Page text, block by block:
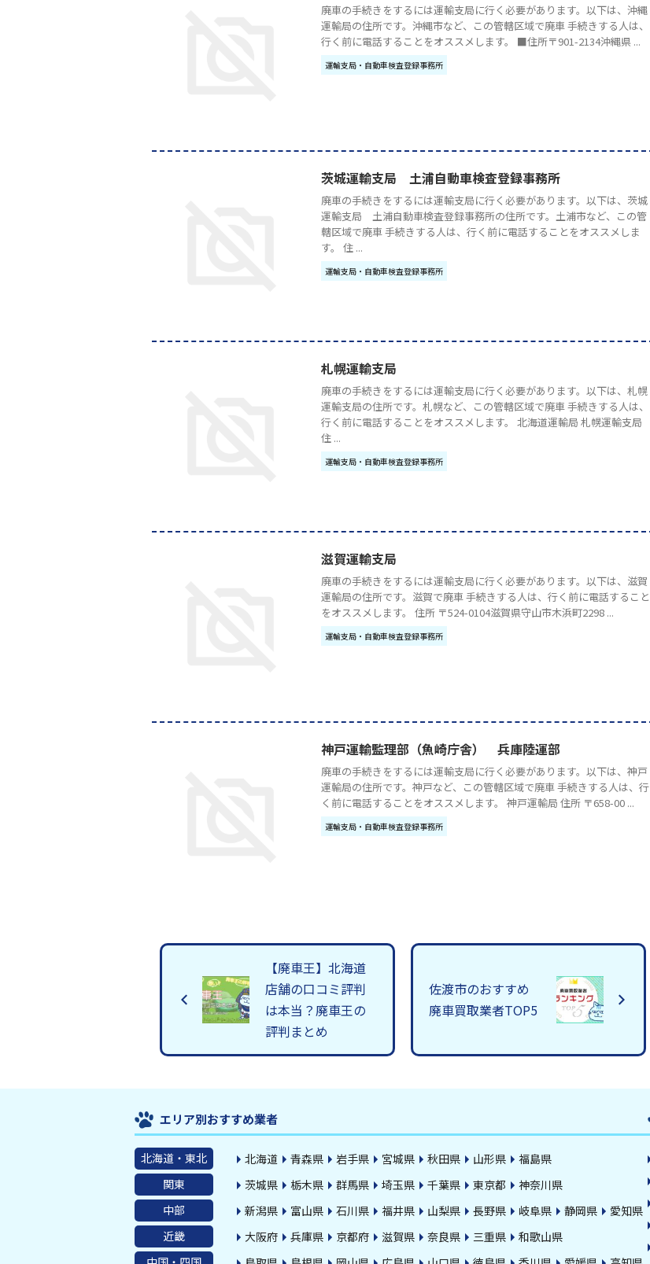
廃車の手続きをするには運輸支局に行く必要があります。以下は、沖縄
運輸局の住所です。沖縄市など、この管轄区域で廃車 手続きする人は、
行く前に電話することをオススメします。 ■住所〒901-2134沖縄県 ...
運輸支局・自動車検査登録事務所
茨城運輸支局 土浦自動車検査登録事務所
廃車の手続きをするには運輸支局に行く必要があります。以下は、茨城
運輸支局 土浦自動車検査登録事務所の住所です。土浦市など、この管
轄区域で廃車 手続きする人は、行く前に電話することをオススメしま
す。 住 ...
運輸支局・自動車検査登録事務所
札幌運輸支局
廃車の手続きをするには運輸支局に行く必要があります。以下は、札幌
運輸支局の住所です。札幌など、この管轄区域で廃車 手続きする人は、
行く前に電話することをオススメします。 北海道運輸局 札幌運輸支局
住 ...
運輸支局・自動車検査登録事務所
滋賀運輸支局
廃車の手続きをするには運輸支局に行く必要があります。以下は、滋賀
運輸局の住所です。滋賀で廃車 手続きする人は、行く前に電話すること
をオススメします。 住所 〒524-0104滋賀県守山市木浜町2298 ...
運輸支局・自動車検査登録事務所
神戸運輸監理部（魚崎庁舎） 兵庫陸運部
廃車の手続きをするには運輸支局に行く必要があります。以下は、神戸
運輸局の住所です。神戸など、この管轄区域で廃車 手続きする人は、行
く前に電話することをオススメします。 神戸運輸局 住所 〒658-00 ...
運輸支局・自動車検査登録事務所
【廃車王】北海道
店舗の口コミ評判
は本当？廃車王の
評判まとめ
佐渡市のおすすめ
廃車買取業者TOP5
エリア別おすすめ業者
北海道・東北 北海道 青森県 岩手県 宮城県 秋田県 山形県
福島県
関東
茨城県 栃木県 群馬県 埼玉県 千葉県 東京都
神奈川県
中部
新潟県 富山県 石川県 福井県 山梨県 長野県 岐阜県 静岡県
愛知県
近畿
大阪府 兵庫県 京都府 滋賀県 奈良県 三重県
和歌山県